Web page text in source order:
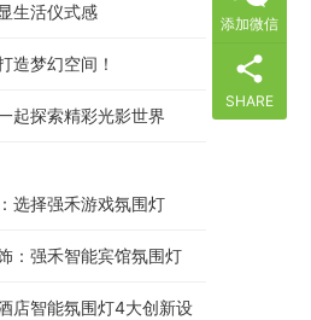
生活仪式感
造梦幻空间！
起探索精彩光影世界
选择强禾游戏氛围灯
：强禾智能宾馆氛围灯
店智能氛围灯4大创新设
添加微信
SHARE